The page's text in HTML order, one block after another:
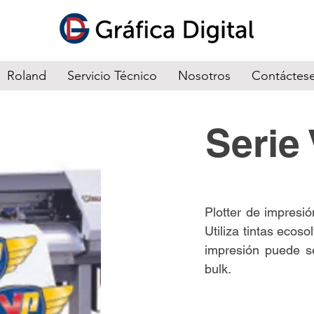
Roland Servicio Técnico Nosotros
Serie
Plotter de
Utiliza tintas
impresión puede
bulk.